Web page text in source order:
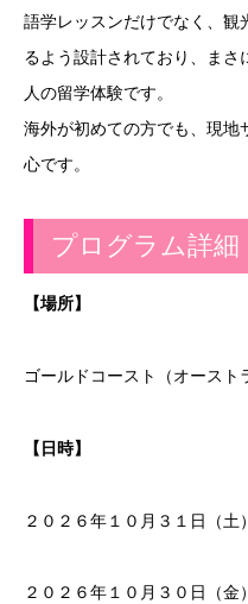
語学レッスンだけでなく、観
るよう設計されており、ま
人の留学体験です。
海外が初めての方でも、現地
心です。
プログラム詳細
【場所】
ゴールドコースト（オースト
【日時】
２０２６年１０月３１日（
２０２６年１０月３０日（